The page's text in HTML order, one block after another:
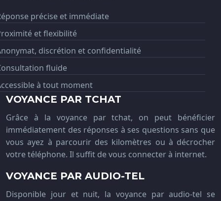
précise et immédiate
et flexibilité
discrétion et confidentialité
fluide
à tout moment
VOYANCE PAR TCHAT
Grâce à la voyance par tchat, on peut bénéficier
immédiatement des réponses à ses questions sans que
vous ayez à parcourir des kilomètres ou à décrocher
votre téléphone. Il suffit de vous connecter à internet.
VOYANCE PAR AUDIO-TEL
Disponible jour et nuit, la voyance par audio-tel se